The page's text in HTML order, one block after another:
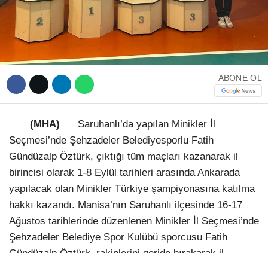
ABONE OL
(MHA)
Saruhanlı’da yapılan Minikler İl
Seçmesi’nde Şehzadeler Belediyesporlu Fatih
Gündüzalp Öztürk, çıktığı tüm maçları kazanarak il
birincisi olarak 1-8 Eylül tarihleri arasında Ankarada
yapılacak olan Minikler Türkiye şampiyonasına katılma
hakkı kazandı. Manisa’nın Saruhanlı ilçesinde 16-17
Ağustos tarihlerinde düzenlenen Minikler İl Seçmesi’nde
Şehzadeler Belediye Spor Kulübü sporcusu Fatih